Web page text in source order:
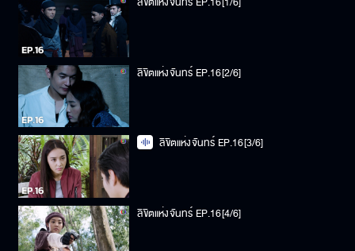
ลิขิตแห่งจันทร์ EP.16[2/6]
ลิขิตแห่งจันทร์ EP.16[3/6]
ลิขิตแห่งจันทร์ EP.16[4/6]